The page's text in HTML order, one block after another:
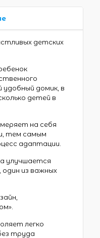
детских
удобный домик, в
детей в
на себя
тем самым
адаптации.
улучшается
из важных
легко
труда